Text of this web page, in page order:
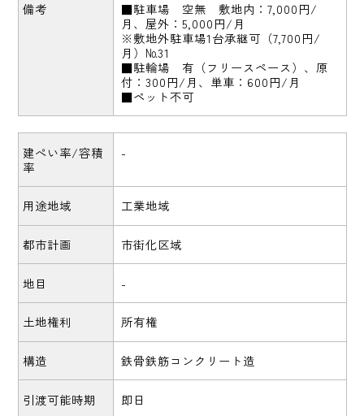
備考
■駐車場 空無 敷地内：7,000円/
月、屋外：5,000円/月
※敷地外駐車場1台承継可（7,700円/
月）№31
■駐輪場 有（フリースペース）、原
付：300円/月、単車：600円/月
■ペット不可
建ぺい率/容積
率
-
用途地域 工業地域
都市計画 市街化区域
地目 -
土地権利 所有権
構造 鉄骨鉄筋コンクリート造
引渡可能時期 即日